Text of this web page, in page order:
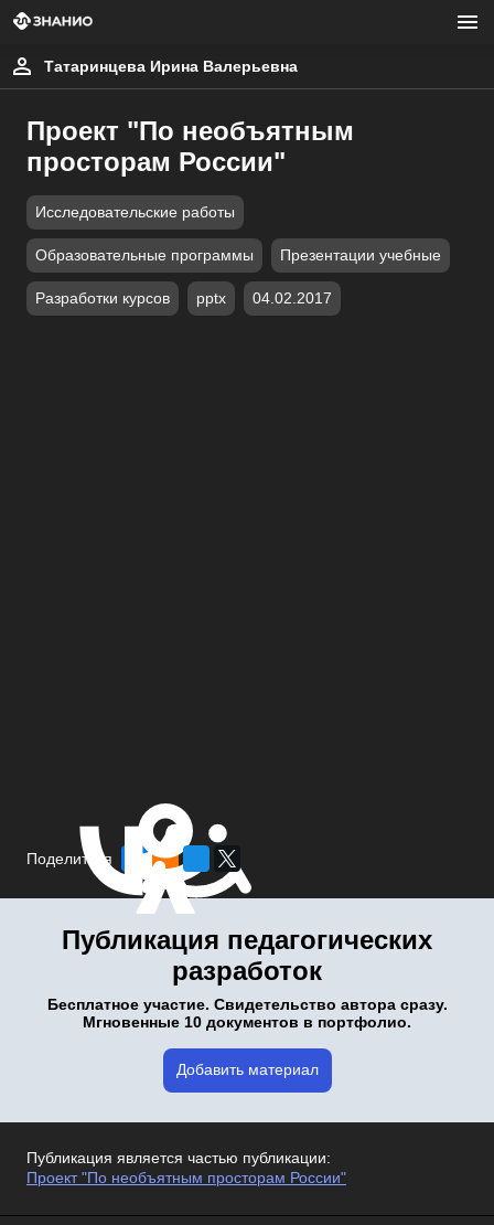
Татаринцева Ирина Валерьевна
Проект "По необъятным
просторам России"
Исследовательские работы
Образовательные программы Презентации учебные
Разработки курсов pptx 04.02.2017
Поделиться
Публикация педагогических
разработок
Бесплатное участие. Свидетельство автора сразу.
Мгновенные 10 документов в портфолио.
Добавить материал
Публикация является частью публикации:
Проект "По необъятным просторам России"